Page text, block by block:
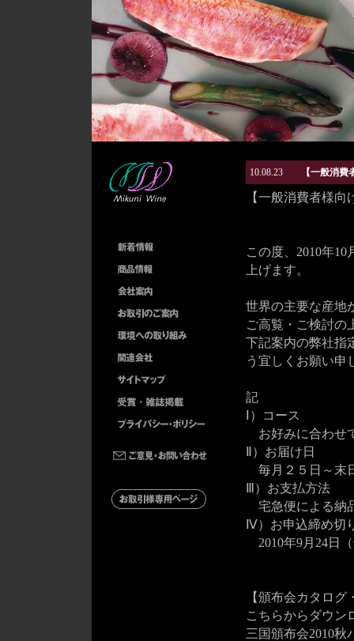
10.08.23 【一般消
【一般消費者様
この度、2010年
上げます。
世界の主要な産地
ご高覧・ご検討の
下記案内の弊社指
う宜しくお願い申
記
Ⅰ）コース
お好みに合わせ
Ⅱ）お届け日
毎月２５日～末
Ⅲ）お支払方法
宅急便による納
Ⅳ）お申込締め切
2010年9月24日
【頒布会カタロ
こちらからダウン
三国頒布会2010秋